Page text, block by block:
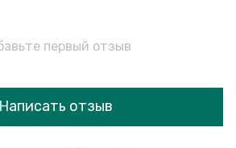
первый отзыв
Написать отзыв